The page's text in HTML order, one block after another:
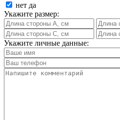
нет да
Укажите размер:
Укажите личные данные: